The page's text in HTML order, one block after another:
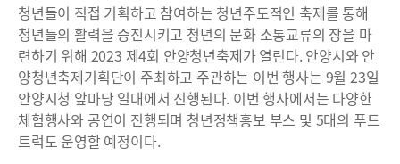
청년들이 직접 기획하고 참여하는 청년주도적인 축제를 통해
청년들의 활력을 증진시키고 청년의 문화 소통교류의 장을 마
련하기 위해 2023 제4회 안양청년축제가 열린다. 안양시와 안
양청년축제기획단이 주최하고 주관하는 이번 행사는 9월 23일
안양시청 앞마당 일대에서 진행된다. 이번 행사에서는 다양한
체험행사와 공연이 진행되며 청년정책홍보 부스 및 5대의 푸드
트럭도 운영할 예정이다.